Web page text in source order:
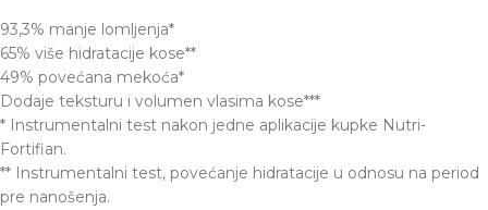
93,3% manje lomljenja*
65% više hidratacije kose**
49% povećana mekoća*
Dodaje teksturu i volumen vlasima kose***
* Instrumentalni test nakon jedne aplikacije kupke Nutri-
Fortifian.
** Instrumentalni test, povećanje hidratacije u odnosu na period
pre nanošenja.